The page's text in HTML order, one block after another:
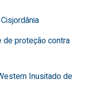
de proteção contra
Inusitado de